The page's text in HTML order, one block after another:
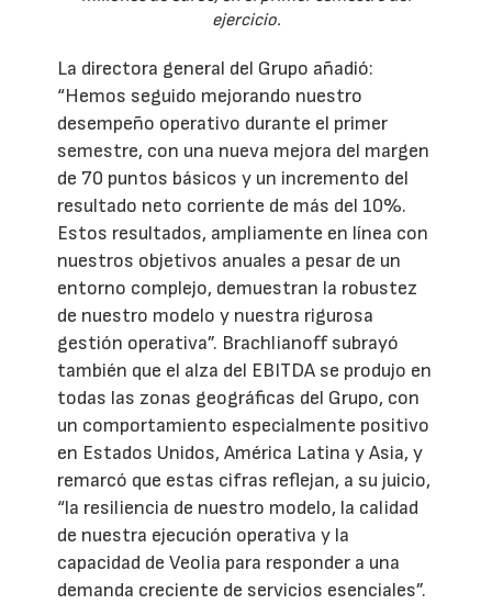
ejercicio.
La directora general del Grupo añadió:
“Hemos seguido mejorando nuestro
desempeño operativo durante el primer
semestre, con una nueva mejora del margen
de 70 puntos básicos y un incremento del
resultado neto corriente de más del 10%.
Estos resultados, ampliamente en línea con
nuestros objetivos anuales a pesar de un
entorno complejo, demuestran la robustez
de nuestro modelo y nuestra rigurosa
gestión operativa”. Brachlianoff subrayó
también que el alza del EBITDA se produjo en
todas las zonas geográficas del Grupo, con
un comportamiento especialmente positivo
en Estados Unidos, América Latina y Asia, y
remarcó que estas cifras reflejan, a su juicio,
“la resiliencia de nuestro modelo, la calidad
de nuestra ejecución operativa y la
capacidad de Veolia para responder a una
demanda creciente de servicios esenciales”.